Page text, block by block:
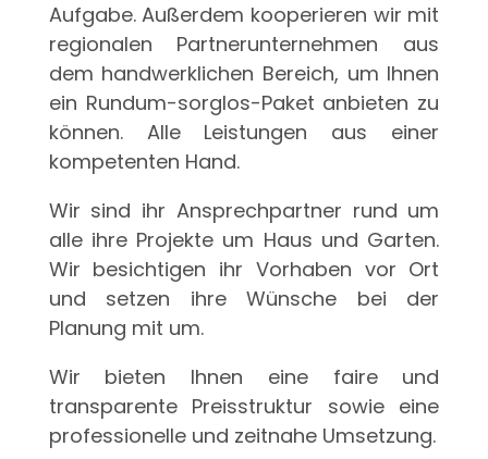
Aufgabe. Außerdem kooperieren wir mit
regionalen Partnerunternehmen aus
dem handwerklichen Bereich, um Ihnen
ein Rundum-sorglos-Paket anbieten zu
können. Alle Leistungen aus einer
kompetenten Hand.
Wir sind ihr Ansprechpartner rund um
alle ihre Projekte um Haus und Garten.
Wir besichtigen ihr Vorhaben vor Ort
und setzen ihre Wünsche bei der
Planung mit um.
Wir bieten Ihnen eine faire und
transparente Preisstruktur sowie eine
professionelle und zeitnahe Umsetzung.